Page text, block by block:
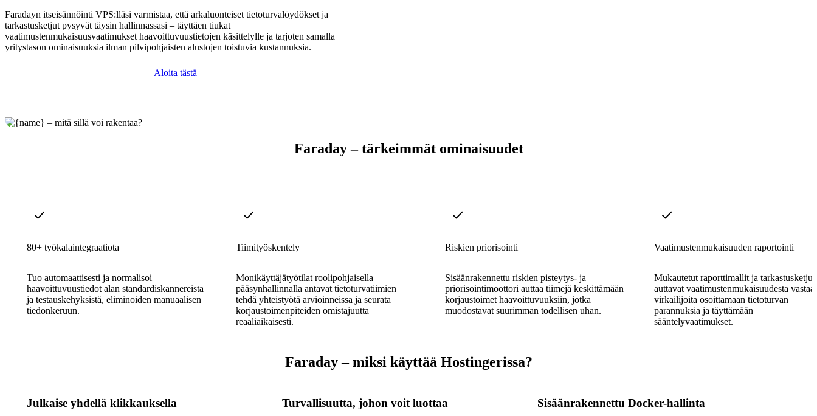
Faradayn itseisännöinti VPS:lläsi varmistaa, että arkaluonteiset tietoturvalöydökset ja
tarkastusketjut pysyvät täysin hallinnassasi – täyttäen tiukat
vaatimustenmukaisuusvaatimukset haavoittuvuustietojen käsittelylle ja tarjoten samalla
yritystason ominaisuuksia ilman pilvipohjaisten alustojen toistuvia kustannuksia.
Aloita tästä
Faraday – tärkeimmät ominaisuudet
80+ työkalaintegraatiota
Tuo automaattisesti ja normalisoi
haavoittuvuustiedot alan standardiskannereista
ja testauskehyksistä, eliminoiden manuaalisen
tiedonkeruun.
Tiimityöskentely
Monikäyttäjätyötilat roolipohjaisella
pääsynhallinnalla antavat tietoturvatiimien
tehdä yhteistyötä arvioinneissa ja seurata
korjaustoimenpiteiden omistajuutta
reaaliaikaisesti.
Riskien priorisointi
Sisäänrakennettu riskien pisteytys- ja
priorisointimoottori auttaa tiimejä keskittämään
korjaustoimet haavoittuvuuksiin, jotka
muodostavat suurimman todellisen uhan.
Vaatimustenmukaisuuden raportointi
Mukautetut raporttimallit ja tarkastusketjut
auttavat vaatimustenmukaisuudesta
virkailijoita osoittamaan tietoturvan
parannuksia ja täyttämään
sääntelyvaatimukset.
Faraday – miksi käyttää Hostingerissa?
Julkaise yhdellä klikkauksella Turvallisuutta, johon voit luottaa Sisäänrakennettu Docker-hallinta